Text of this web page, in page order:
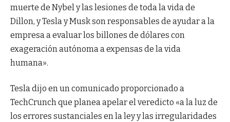
muerte de Nybel y las lesiones de toda la vida de
Dillon, y Tesla y Musk son responsables de ayudar a la
empresa a evaluar los billones de dólares con
exageración autónoma a expensas de la vida
humana».
Tesla dijo en un comunicado proporcionado a
TechCrunch que planea apelar el veredicto «a la luz de
los errores sustanciales en la ley y las irregularidades